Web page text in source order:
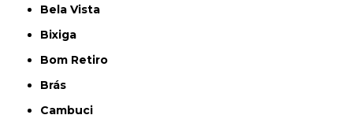
Bela Vista
Bixiga
Bom Retiro
Brás
Cambuci